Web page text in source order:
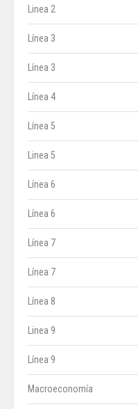
Linea 2
Línea 3
Línea 3
Línea 4
Línea 5
Linea 5
Línea 6
Línea 6
Línea 7
Línea 7
Línea 8
Linea 9
Línea 9
Macroeconomía